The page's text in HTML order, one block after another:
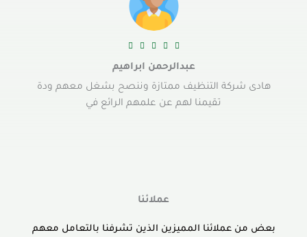





عبدالرحمن ابراهيم
هادى شركة التنظيف ممتازة وننصح بشغل معهم ودة
تقيمنا لهم عن علمهم الرائع في
عملائنا
بعض من عملائنا المميزين الذين تشرفنا بالتعامل معهم